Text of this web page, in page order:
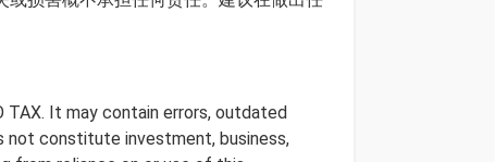
It may contain errors, outdated
not constitute investment, business,